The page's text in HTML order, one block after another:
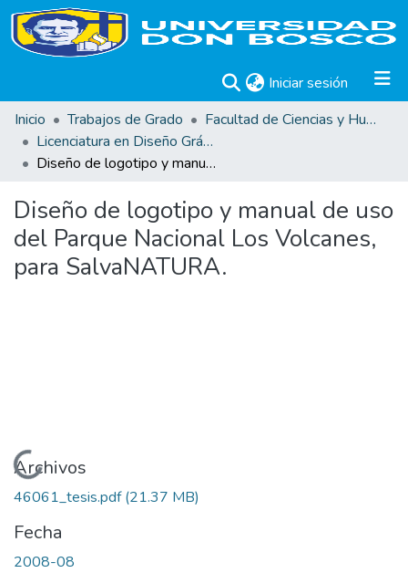
Iniciar sesión (current)
Inicio
Trabajos de Grado
Facultad de Ciencias y Humanidades
Licenciatura en Diseño Gráfico
Diseño de logotipo y manual de uso del Parque Nacional Los Volcanes, para SalvaNATURA.
Diseño de logotipo y manual de uso
del Parque Nacional Los Volcanes,
para SalvaNATURA.
Cargando...
Archivos
46061_tesis.pdf(21.37 MB)
Fecha
2008-08